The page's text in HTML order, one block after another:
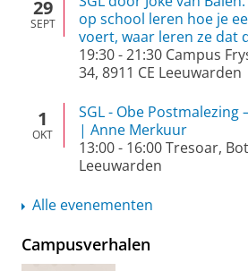
29
SEPT
op school leren hoe je
voert, waar leren ze dat
19:30-21:30 Campus
34, 8911 CE Leeuwarden
1
OKT
SGL - Obe Postmalezing
| Anne Merkuur
13:00- 16:00Tresoar,
Leeuwarden
Alle evenementen
Campusverhalen